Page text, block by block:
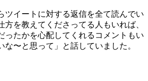
ツイートに対する返信を全て読んでい
方を教えてくださってる人もいれば、
ったかを心配してくれるコメントもい
な〜と思って」と話していました。